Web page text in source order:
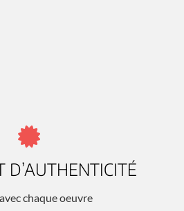
D’AUTHENTICITÉ
chaque oeuvre